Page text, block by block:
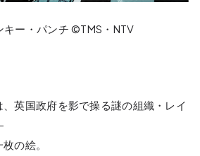
キー・パンチ ©TMS・NTV
英国政府を影で操る謎の組織・レイ
の絵。